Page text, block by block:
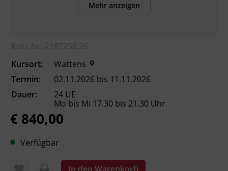
Geschwindigkeiten. In Folge werden
Pneumatik- Übungsstand aufgebaut. Erklären
und Demonstrieren von verschiedenen
taktgesteuerten Prozessen sowie des
Mehrstellungszylinders und der
Schwenkmotoren. Besonderes Augenmerk
wird bei diesem Kurs auf die systematische
Fehlersuche und -behebung gelegt.
Kursformat
Präsenzunterricht
Mehr anzeigen
Kurs Nr. 2187256.26
Kursort:
Wattens
Termin:
02.11.2026 bis 11.11.2026
Dauer:
24 UE
Mo bis Mi 17.30 bis 21.30 Uhr
€ 840,00
Verfügbar